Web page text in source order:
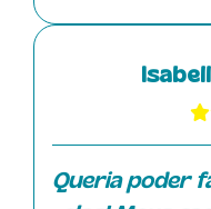
técnico. Sua
em
tutores
Queria poder